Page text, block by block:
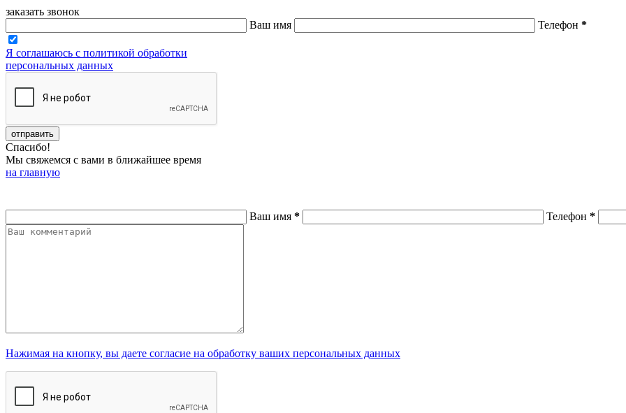
заказать звонок
Ваш имя
Телефон *
Я соглашаюсь с политикой обработки
персональных данных
Спасибо!
Мы свяжемся с вами в ближайшее время
на главную
Ваш имя * Телефон *
Нажимая на кнопку, вы даете согласие на обработку ваших персональных данных